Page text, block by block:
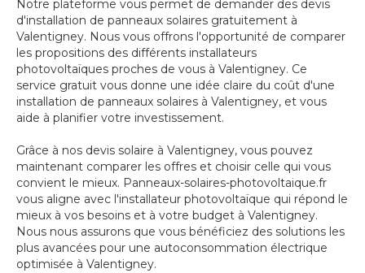
Notre plateforme vous permet de demander des devis
d'installation de panneaux solaires gratuitement à
Valentigney. Nous vous offrons l'opportunité de comparer
les propositions des différents installateurs
photovoltaïques proches de vous à Valentigney. Ce
service gratuit vous donne une idée claire du coût d'une
installation de panneaux solaires à Valentigney, et vous
aide à planifier votre investissement.
Grâce à nos devis solaire à Valentigney, vous pouvez
maintenant comparer les offres et choisir celle qui vous
convient le mieux. Panneaux-solaires-photovoltaique.fr
vous aligne avec l'installateur photovoltaïque qui répond le
mieux à vos besoins et à votre budget à Valentigney.
Nous nous assurons que vous bénéficiez des solutions les
plus avancées pour une autoconsommation électrique
optimisée à Valentigney.